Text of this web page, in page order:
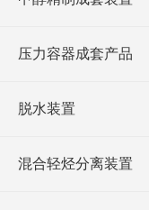
压力容器成套产品
脱水装置
混合轻烃分离装置